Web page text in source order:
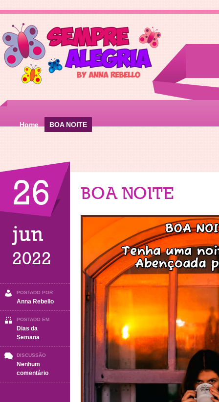
Home BOA NOITE
26
jun
2022
POSTADO POR
Anna Rebello
POSTADO EM
Dias da
Semana
DISCUSSÃO
Nenhum
comentárioem
BOA
BOA NOITE